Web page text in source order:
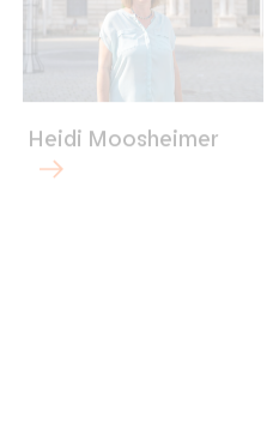
Heidi Moosheimer